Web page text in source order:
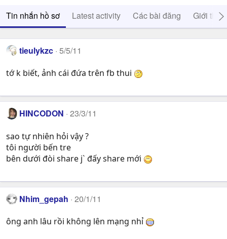
Tin nhắn hồ sơ Latest activity Các bài đăng Giới thiệu
tieulykzc 5/5/11
tớ k biết, ảnh cái đứa trên fb thui
HINCODON 23/3/11
sao tự nhiên hỏi vậy ?
tôi người bến tre
bên dưới đòi share j` đấy share mới
Nhim_gepah 20/1/11
ông anh lâu rồi không lên mạng nhỉ